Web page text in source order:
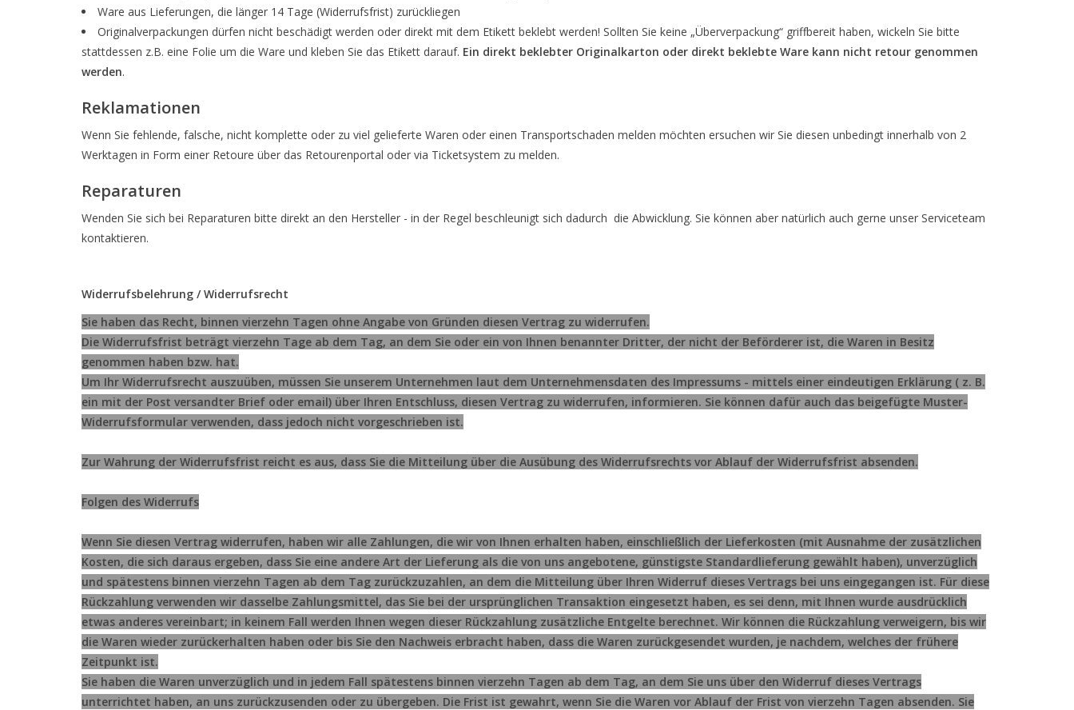
Ware aus Lieferungen, die länger 14 Tage (Widerrufsfrist) zurückliegen
Originalverpackungen dürfen nicht beschädigt werden oder direkt mit dem Etikett beklebt werden! Sollten Sie keine „Überverpackung“ griffbereit haben, wickeln Sie bitte
stattdessen z.B. eine Folie um die Ware und kleben Sie das Etikett darauf. Ein direkt beklebter Originalkarton oder direkt beklebte Ware kann nicht retour genommen
werden.
Reklamationen
Wenn Sie fehlende, falsche, nicht komplette oder zu viel gelieferte Waren oder einen Transportschaden melden möchten ersuchen wir Sie diesen unbedingt innerhalb von 2
Werktagen in Form einer Retoure über das Retourenportal oder via Ticketsystem zu melden.
Reparaturen
Wenden Sie sich bei Reparaturen bitte direkt an den Hersteller - in der Regel beschleunigt sich dadurch die Abwicklung. Sie können aber natürlich auch gerne unser Serviceteam
kontaktieren.
Widerrufsbelehrung / Widerrufsrecht
Sie haben das Recht, binnen vierzehn Tagen ohne Angabe von Gründen diesen Vertrag zu widerrufen.
Die Widerrufsfrist beträgt vierzehn Tage ab dem Tag, an dem Sie oder ein von Ihnen benannter Dritter, der nicht der Beförderer ist, die Waren in Besitz
genommen haben bzw. hat.
Um Ihr Widerrufsrecht auszuüben, müssen Sie unserem Unternehmen laut dem Unternehmensdaten des Impressums - mittels einer eindeutigen Erklärung ( z. B.
ein mit der Post versandter Brief oder email) über Ihren Entschluss, diesen Vertrag zu widerrufen, informieren. Sie können dafür auch das beigefügte Muster-
Widerrufsformular verwenden, dass jedoch nicht vorgeschrieben ist.
Zur Wahrung der Widerrufsfrist reicht es aus, dass Sie die Mitteilung über die Ausübung des Widerrufsrechts vor Ablauf der Widerrufsfrist absenden.
Folgen des Widerrufs
Wenn Sie diesen Vertrag widerrufen, haben wir alle Zahlungen, die wir von Ihnen erhalten haben, einschließlich der Lieferkosten (mit Ausnahme der zusätzlichen
Kosten, die sich daraus ergeben, dass Sie eine andere Art der Lieferung als die von uns angebotene, günstigste Standardlieferung gewählt haben), unverzüglich
und spätestens binnen vierzehn Tagen ab dem Tag zurückzuzahlen, an dem die Mitteilung über Ihren Widerruf dieses Vertrags bei uns eingegangen ist. Für diese
Rückzahlung verwenden wir dasselbe Zahlungsmittel, das Sie bei der ursprünglichen Transaktion eingesetzt haben, es sei denn, mit Ihnen wurde ausdrücklich
etwas anderes vereinbart; in keinem Fall werden Ihnen wegen dieser Rückzahlung zusätzliche Entgelte berechnet. Wir können die Rückzahlung verweigern, bis wir
die Waren wieder zurückerhalten haben oder bis Sie den Nachweis erbracht haben, dass die Waren zurückgesendet wurden, je nachdem, welches der frühere
Zeitpunkt ist.
Sie haben die Waren unverzüglich und in jedem Fall spätestens binnen vierzehn Tagen ab dem Tag, an dem Sie uns über den Widerruf dieses Vertrags
unterrichtet haben, an uns zurückzusenden oder zu übergeben. Die Frist ist gewahrt, wenn Sie die Waren vor Ablauf der Frist von vierzehn Tagen absenden. Sie